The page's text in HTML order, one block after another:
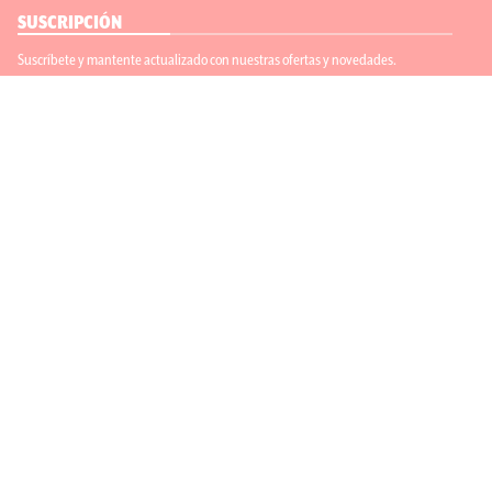
SUSCRIPCIÓN
Suscríbete y mantente actualizado con nuestras ofertas y novedades.